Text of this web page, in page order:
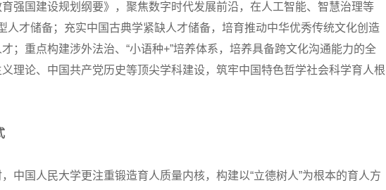
国建设规划纲要》，聚焦数字时代发展前沿，在人工智能、智慧治理等
人才储备；充实中国古典学紧缺人才储备，培育推动中华优秀传统文化创造
；重点构建涉外法治、“小语种+”培养体系，培养具备跨文化沟通能力的全
理论、中国共产党历史等顶尖学科建设，筑牢中国特色哲学社会科学育人根
国人民大学更注重锻造育人质量内核，构建以“立德树人”为根本的育人方